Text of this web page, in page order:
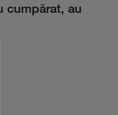
cumpărat, au